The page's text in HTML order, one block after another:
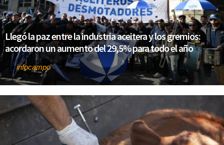
Llegó la paz entre la industria aceitera y los gremios:
acordaron un aumento del 29,5% para todo el año
Porinfocampo